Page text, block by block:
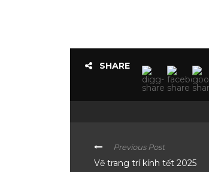
SHARE
Previous Post
Vẽ trang trí kính tết 2025